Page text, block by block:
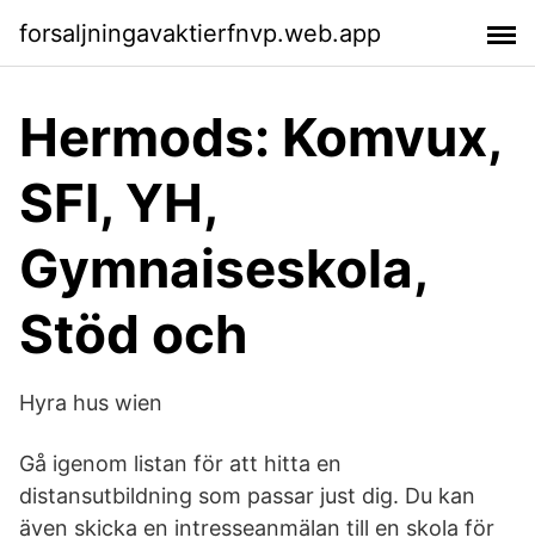
forsaljningavaktierfnvp.web.app
Hermods: Komvux,
SFI, YH,
Gymnaiseskola,
Stöd och
Hyra hus wien
Gå igenom listan för att hitta en
distansutbildning som passar just dig. Du kan
även skicka en intresseanmälan till en skola för